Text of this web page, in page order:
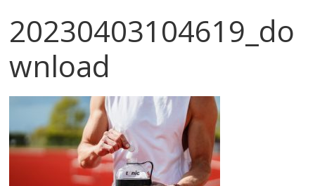
20230403104619_do
wnload